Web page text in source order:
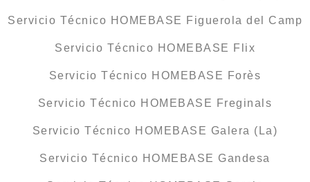
Servicio Técnico HOMEBASE Figuerola del Camp
Servicio Técnico HOMEBASE Flix
Servicio Técnico HOMEBASE Forès
Servicio Técnico HOMEBASE Freginals
Servicio Técnico HOMEBASE Galera (La)
Servicio Técnico HOMEBASE Gandesa